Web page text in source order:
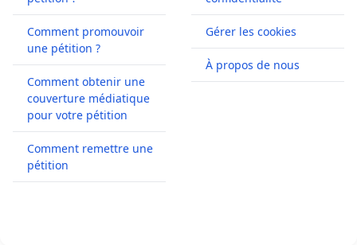
Comment promouvoir
une pétition ?
Comment obtenir une
couverture médiatique
pour votre pétition
Comment remettre une
pétition
Gérer les cookies
À propos de nous